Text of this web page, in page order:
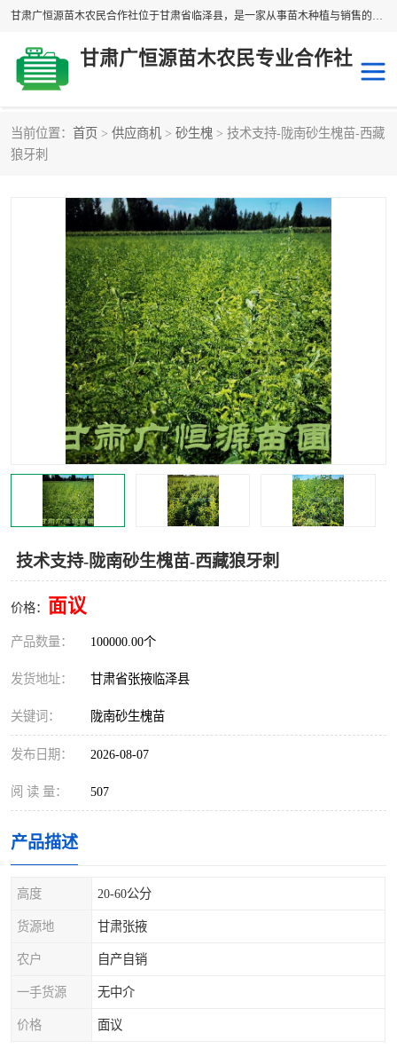
甘肃广恒源苗木农民合作社位于甘肃省临泽县，是一家从事苗木种植与销售的农民合作组织，合作社拥有苗木基地1500多亩，种植苗木品种40多个，年产各类苗木2000多万株。主营：白刺苗、红柳苗、梭梭苗等，我们以“种植一流的苗子，诚信经营”的经营理念，竭诚为每一位客户做优质的服务，欢迎来电咨询！
甘肃广恒源苗木农民专业合作社
当前位置： 首页 > 供应商机 > 砂生槐 > 技术支持-陇南砂生槐苗-西藏
狼牙刺
技术支持-陇南砂生槐苗-西藏狼牙刺
价格： 面议
产品数量： 100000.00个
发货地址： 甘肃省张掖临泽县
关键词： 陇南砂生槐苗
发布日期： 2026-08-07
阅 读 量： 507
产品描述
高度 20-60公分
货源地 甘肃张掖
农户 自产自销
一手货源 无中介
价格 面议
新疆杨
圆冠榆 柠条
白刺苗
沙枣树 红柳苗
沙棘苗 柽柳苗
砂生槐 四翅滨藜